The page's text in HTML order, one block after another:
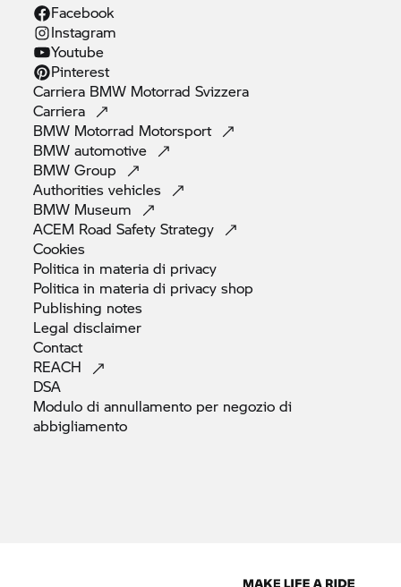
Facebook
Instagram
Youtube
Pinterest
Carriera BMW Motorrad Svizzera
Carriera
BMW Motorrad Motorsport
BMWautomotive
BMWGroup
Authoritiesvehicles
BMW Museum
ACEM Road SafetyStrategy
Cookies
Politica in materia di privacy
Politica in materia di privacyshop
Publishing notes
Legaldisclaimer
Contact
REACH
DSA
Modulo di annullamento per negozio di
abbigliamento